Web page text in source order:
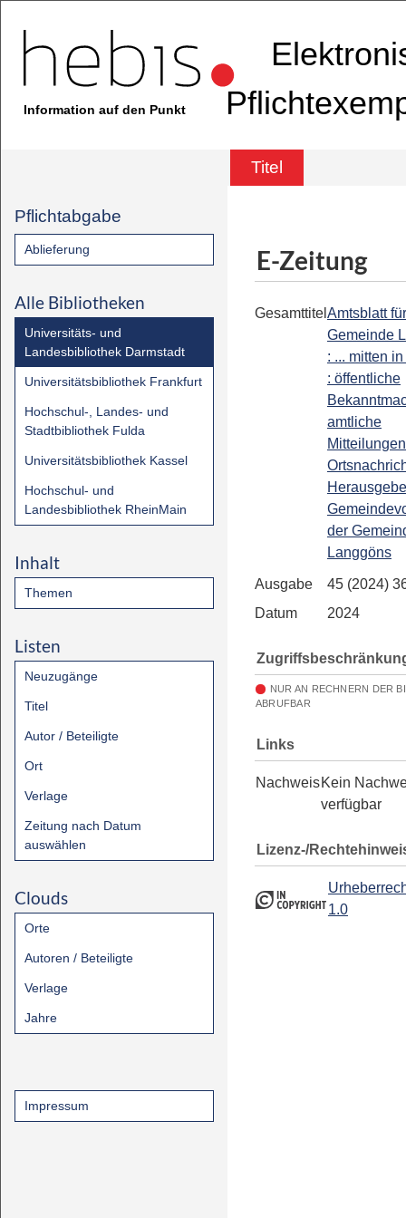
Information auf den Punkt
Titel
Pflichtabgabe
Ablieferung
Alle Bibliotheken
Universitäts- und
Landesbibliothek Darmstadt
Universitätsbibliothek Frankfurt
Hochschul-, Landes- und
Stadtbibliothek Fulda
Universitätsbibliothek Kassel
Hochschul- und
Landesbibliothek RheinMain
Inhalt
Themen
Listen
Neuzugänge
Titel
Autor / Beteiligte
Ort
Verlage
Zeitung nach Datum
auswählen
Clouds
Orte
Autoren / Beteiligte
Verlage
Jahre
Impressum
E-Zeitung
Gesamttitel Amtsblatt
Gemeinde
: ... mitten
: öffentliche
amtliche
der
Langgöns
Ausgabe
45 (2024)
Datum
2024
NUR AN RECHNERN DER
ABRUFBAR
Links
NachweisKein
verfügbar
Lizenz-/
1.0